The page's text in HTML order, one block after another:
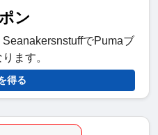
ン
でPumaブ
ます。
得る